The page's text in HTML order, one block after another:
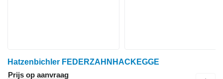
Hatzenbichler FEDERZAHNHACKEGGE
Prijs op aanvraag